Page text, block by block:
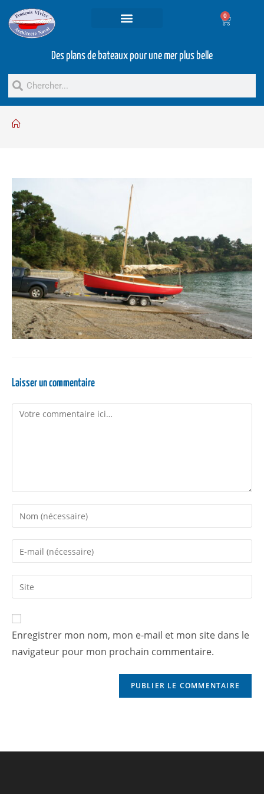
0
Des plans de bateaux pour une mer plus belle
Laisser un commentaire
Enregistrer mon nom, mon e-mail et mon site dans le
navigateur pour mon prochain commentaire.